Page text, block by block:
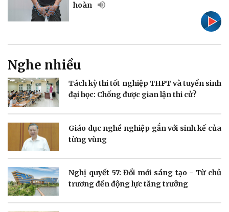
Thể thao
Bóng đá
Thế giới thể thao
Hậu trường
Tư vấn
Doanh nghiệp
Thông tin doanh nghiệp
Doanh nghiệp 24h
Doanh nhân
Vì cộng đồng
Tin Công nghệ
Trải nghiệm
Chuyển đổi số
hoàn
Nghe nhiều
Tách kỳ thi tốt nghiệp THPT và tuyển sinh
đại học: Chống được gian lận thi cử?
Giáo dục nghề nghiệp gắn với sinh kế của
từng vùng
Nghị quyết 57: Đổi mới sáng tạo - Từ chủ
trương đến động lực tăng trưởng